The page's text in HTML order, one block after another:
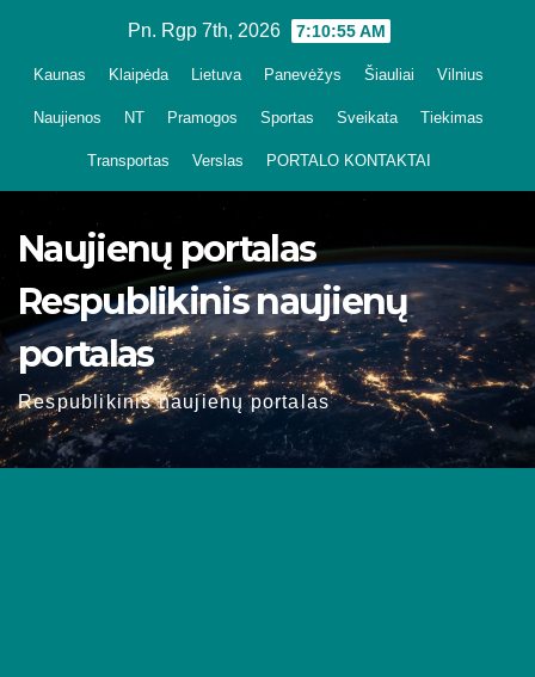
Pn. Rgp 7th, 2026 7:10:56 AM
Kaunas Klaipėda Lietuva Panevėžys Šiauliai Vilnius
Naujienos NT Pramogos Sportas Sveikata Tiekimas
Transportas Verslas PORTALO KONTAKTAI
Naujienų portalas
Respublikinis naujienų
portalas
Respublikinis naujienų portalas